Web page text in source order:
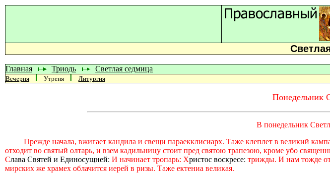
Главная Триодь Светлая седмица
Вечерня Утреня Литургия
Понедельник
В понедельник
Прежде начала, вжигает кандила и свещи параекклисиарх. Таже клеплет в великий
отходит во святый олтарь, и взем кадильницу стоит пред святою трапезою, кроме убо
Слава Святей и Единосущней: И начинает тропарь: Христос воскресе: трижды. И нам тожде
мирских же храмех облачится иерей в ризы. Таже ектениа великая.